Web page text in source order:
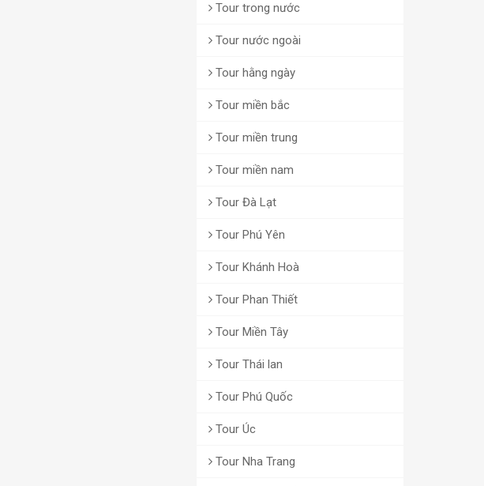
Tour trong nước
Tour nước ngoài
Tour hằng ngày
Tour miền bắc
Tour miền trung
Tour miền nam
Tour Đà Lạt
Tour Phú Yên
Tour Khánh Hoà
Tour Phan Thiết
Tour Miền Tây
Tour Thái lan
Tour Phú Quốc
Tour Úc
Tour Nha Trang